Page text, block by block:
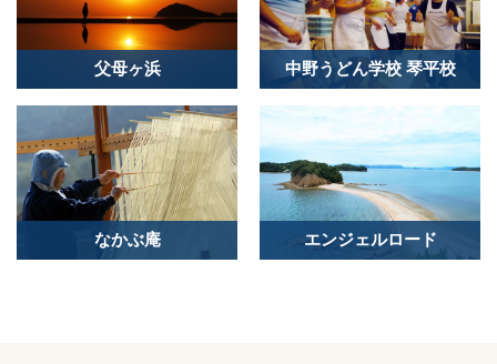
父母ヶ浜 中野うどん学校 琴平校
なかぶ庵 エンジェルロード